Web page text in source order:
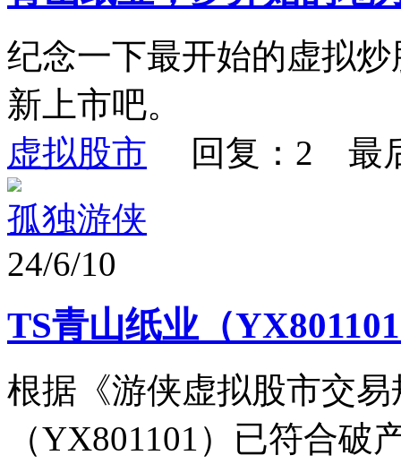
纪念一下最开始的虚拟
新上市吧。
虚拟股市 回复：2 最
孤独游侠
24/6/10
TS青山纸业（
根据《游侠虚拟股市交
（YX801101）已符合